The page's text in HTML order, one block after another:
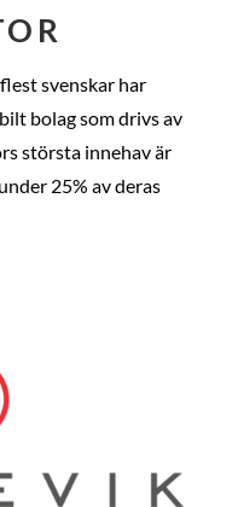
svenskar har
bolag som drivs av
största innehav är
25% av deras